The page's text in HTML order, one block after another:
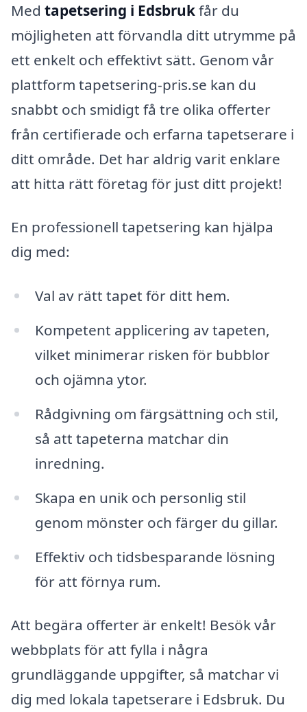
Med tapetsering i Edsbrukfår du
möjligheten att förvandla ditt utrymme på
ett enkelt och effektivt sätt. Genom vår
plattform tapetsering-pris.se kan du
snabbt och smidigt få tre olika offerter
från certifierade och erfarna tapetserare i
ditt område. Det har aldrig varit enklare
att hitta rätt företag för just ditt projekt!
En professionell tapetsering kan hjälpa
dig med:
Val av rätt tapet för ditt hem.
Kompetent applicering av tapeten,
vilket minimerar risken för bubblor
och ojämna ytor.
Rådgivning om färgsättning och stil,
så att tapeterna matchar din
inredning.
Skapa en unik och personlig stil
genom mönster och färger du gillar.
Effektiv och tidsbesparande lösning
för att förnya rum.
Att begära offerter är enkelt! Besök vår
webbplats för att fylla i några
grundläggande uppgifter, så matchar vi
dig med lokala tapetserare i Edsbruk. Du